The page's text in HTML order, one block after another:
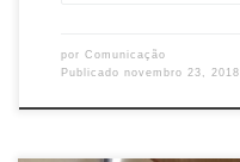
por Comunicação
Publicado novembro 23, 2018